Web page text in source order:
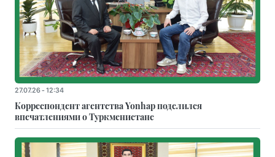
27.07.26 - 12:34
Корреспондент агентства Yonhap поделился
впечатлениями о Туркменистане